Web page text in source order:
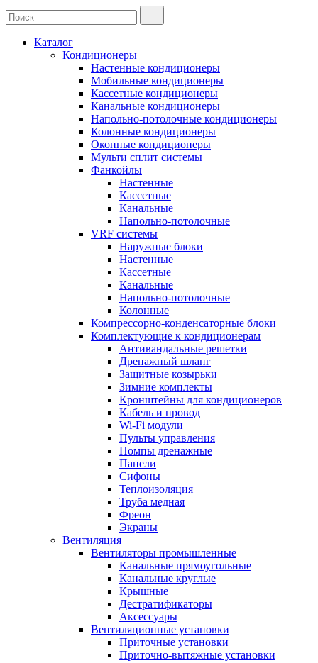
Каталог
Кондиционеры
Настенные кондиционеры
Мобильные кондиционеры
Кассетные кондиционеры
Канальные кондиционеры
Напольно-потолочные кондиционеры
Колонные кондиционеры
Оконные кондиционеры
Мульти сплит системы
Фанкойлы
Настенные
Кассетные
Канальные
Напольно-потолочные
VRF системы
Наружные блоки
Настенные
Кассетные
Канальные
Напольно-потолочные
Колонные
Компрессорно-конденсаторные блоки
Комплектующие к кондиционерам
Антивандальные решетки
Дренажный шланг
Защитные козырьки
Зимние комплекты
Кронштейны для кондиционеров
Кабель и провод
Wi-Fi модули
Пульты управления
Помпы дренажные
Панели
Сифоны
Теплоизоляция
Труба медная
Фреон
Экраны
Вентиляция
Вентиляторы промышленные
Канальные прямоугольные
Канальные круглые
Крышные
Дестратификаторы
Аксессуары
Вентиляционные установки
Приточные установки
Приточно-вытяжные установки